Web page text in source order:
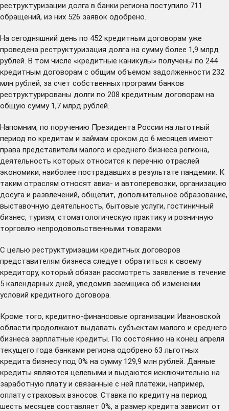
реструктуризации долга в банки региона поступило 711
обращений, из них 526 заявок одобрено.
На сегодняшний день по 452 кредитным договорам уже
проведена реструктуризация долга на сумму более 1,9 млрд
рублей. В том числе «кредитные каникулы» получены по 244
кредитным договорам с общим объемом задолженности 232
млн рублей, за счет собственных программ банков
реструктурированы долги по 208 кредитным договорам на
общую сумму 1,7 млрд рублей.
Напомним, по поручению Президента России на льготный
период по кредитам и займам сроком до 6 месяцев имеют
права представители малого и среднего бизнеса региона,
деятельность которых относится к перечню отраслей
экономики, наиболее пострадавших в результате пандемии. К
таким отраслям относят авиа- и автоперевозки, организацию
досуга и развлечений, общепит, дополнительное образование,
выставочную деятельность, бытовые услуги, гостиничный
бизнес, туризм, стоматологическую практику и розничную
торговлю непродовольственными товарами.
С целью реструктуризации кредитных договоров
представителям бизнеса следует обратиться к своему
кредитору, который обязан рассмотреть заявление в течение
5 календарных дней, уведомив заемщика об изменении
условий кредитного договора.
Кроме того, кредитно-финансовые организации Ивановской
области продолжают выдавать субъектам малого и среднего
бизнеса зарплатные кредиты. По состоянию на конец апреля
текущего года банками региона одобрено 63 льготных
кредита бизнесу под 0% на сумму 129,9 млн рублей. Данные
кредиты являются целевыми и выдаются исключительно на
заработную плату и связанные с ней платежи, например,
оплату страховых взносов. Ставка по кредиту на период
шесть месяцев составляет 0%, а размер кредита зависит от